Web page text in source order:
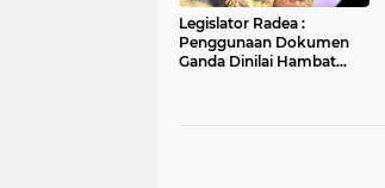
Legislator Radea :
Penggunaan Dokumen
Ganda Dinilai Hambat